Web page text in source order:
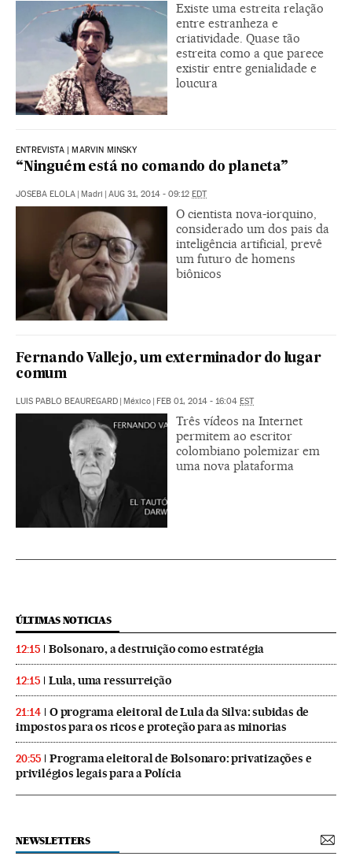
Existe uma estreita relação
entre estranheza e
criatividade. Quase tão
estreita como a que parece
existir entre genialidade e
loucura
ENTREVISTA | MARVIN MINSKY
“Ninguém está no comando do planeta”
JOSEBA ELOLA Madri AUG 31, 2014 - 09:12 EDT
O cientista nova-iorquino,
considerado um dos pais da
inteligência artificial, prevê
um futuro de homens
biônicos
Fernando Vallejo, um exterminador do lugar
comum
LUIS PABLO BEAUREGARD México FEB 01, 2014 - 16:04 EST
Três vídeos na Internet
permitem ao escritor
colombiano polemizar em
uma nova plataforma
ÚLTIMAS NOTICIAS
12:15 Bolsonaro, a destruição como estratégia
12:15 Lula, uma ressurreição
21:14
O programa eleitoral de Lula da Silva: subidas de
impostos para os ricos e proteção para as minorias
20:55
Programa eleitoral de Bolsonaro: privatizações e
privilégios legais para a Polícia
NEWSLETTERS